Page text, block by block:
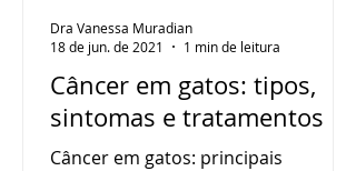
Câncer em gatos: tipos,
sintomas e tratamentos
Câncer em gatos: principais
Dra Vanessa Muradian
18 de jun. de 2021
1 min de leitura